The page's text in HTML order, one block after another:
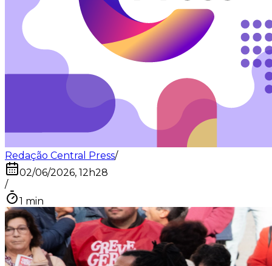
Redação Central Press/
02/06/2026, 12h28
/
1 min